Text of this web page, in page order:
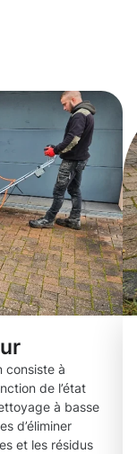
consiste à
de l’état
à basse
d’éliminer
et les résidus